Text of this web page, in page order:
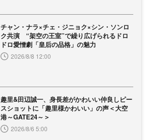
チャン・ナラ×チェ・ジニョク×シン・ソンロ
ク共演 “架空の王室”で繰り広げられるドロ
ドロ愛憎劇「皇后の品格」の魅力
2026/8/8 12:00
趣里&田辺誠一、身長差がかわいい仲良しピー
スショットに「趣里様かわいい」の声＜大空
港～GATE24～＞
2026/8/6 5:00